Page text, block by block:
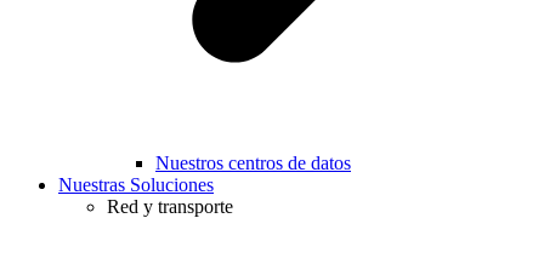
Nuestros centros de datos
Nuestras Soluciones
Red y transporte